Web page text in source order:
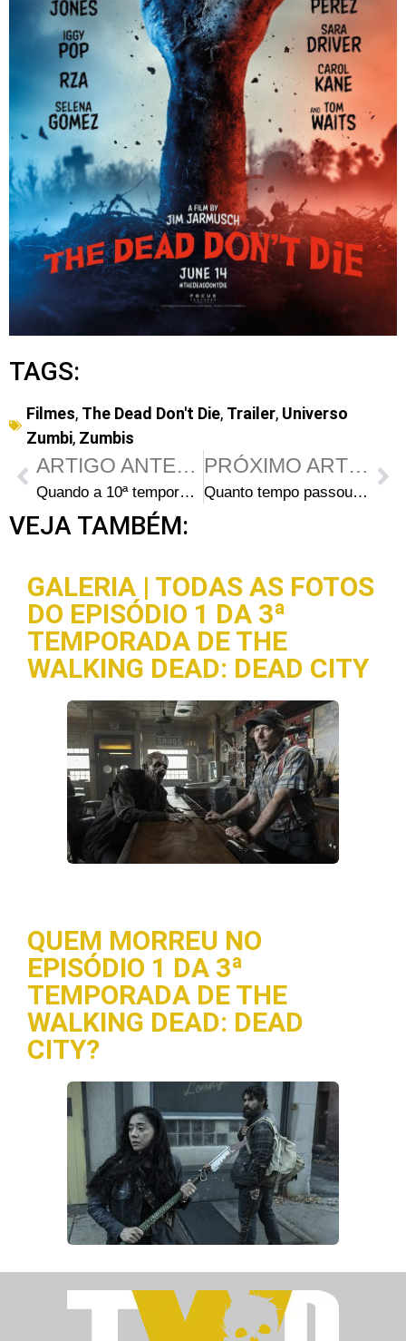
TAGS:
Filmes, The Dead Don't Die, Trailer, Universo
Zumbi, Zumbis
ARTIGO ANTERIOR
Quando a 10ª temporada de The Walking Dead vai estrear?
PRÓXIMO ARTIGO
Quanto tempo passou entre o Massacre das Estacas e o último episódio da 9ª temporada de The Walking Dead?
VEJA TAMBÉM:
GALERIA | TODAS AS FOTOS
DO EPISÓDIO 1 DA 3ª
TEMPORADA DE THE
WALKING DEAD: DEAD CITY
QUEM MORREU NO
EPISÓDIO 1 DA 3ª
TEMPORADA DE THE
WALKING DEAD: DEAD
CITY?